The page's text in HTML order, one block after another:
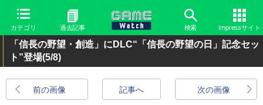
カテゴリ 過去記事 検索 Impressサイト
「信長の野望・創造」にDLC“「信長の野望の日」記念セッ
ト”登場(5/8)
前の画像 次の画像
記事へ